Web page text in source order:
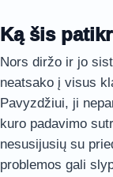
Ką šis
Nors diržo ir jo
neatsako į visus
Pavyzdžiui, ji
kuro padavimo
nesusijusių su
problemos gali